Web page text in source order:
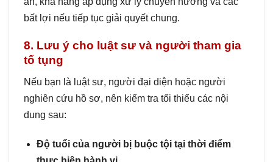
bất lợi nếu tiếp tục giải quyết chung.
8. Lưu ý cho luật sư và người tham gia
tố tụng
Nếu bạn là luật sư, người đại diện hoặc người
nghiên cứu hồ sơ, nên kiểm tra tối thiểu các nội
dung sau:
Độ tuổi của người bị buộc tội tại thời điểm